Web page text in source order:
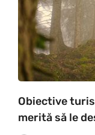
Obiective
merită să le